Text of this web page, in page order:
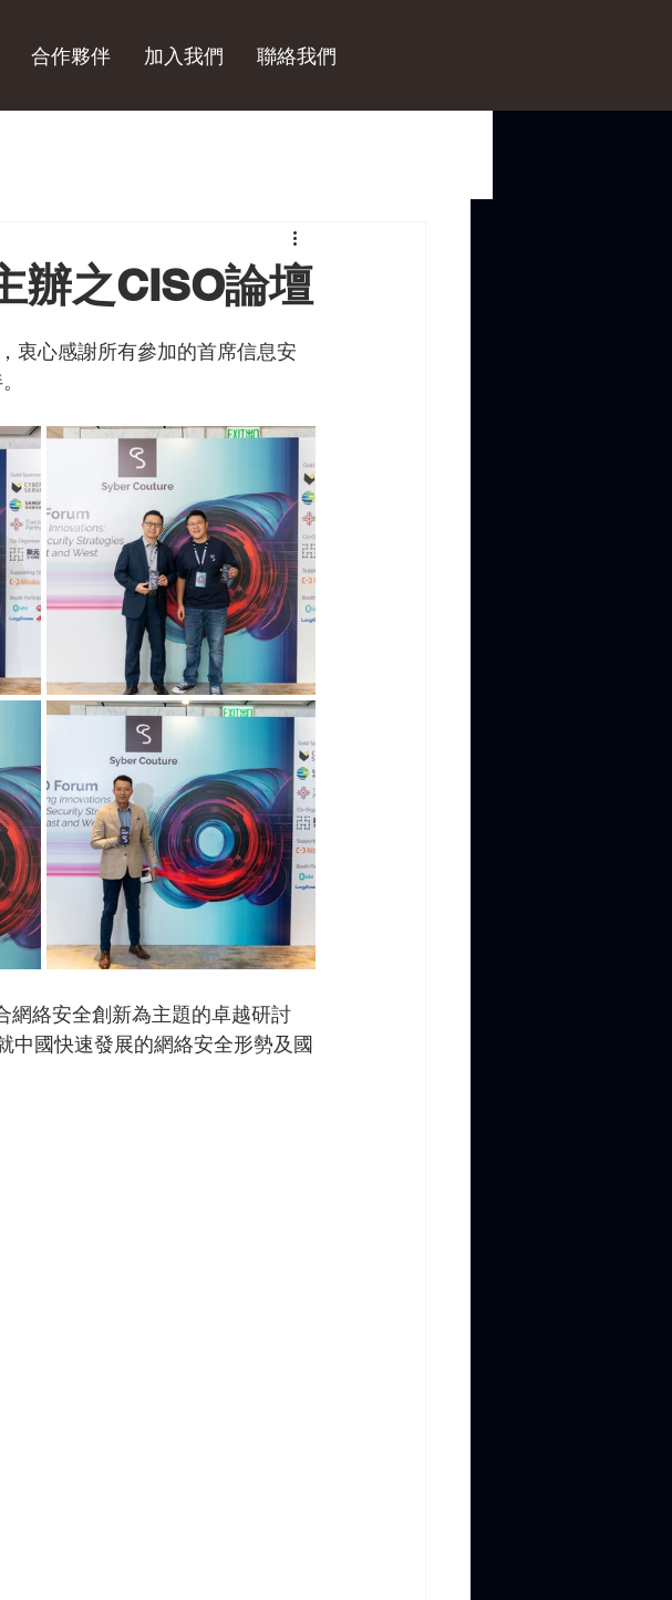
合作夥伴 加入我們 聯絡我們
辦之CISO論壇
衷心感謝所有參加的首席信息安
網絡安全創新為主題的卓越研討
中國快速發展的網絡安全形勢及國